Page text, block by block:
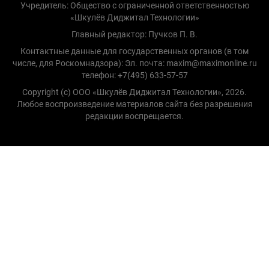
Учредитель: Общество с ограниченной ответственностью
«Шкулёв Диджитал Технологии»
Главный редактор: Пучков П. В.
Контактные данные для государственных органов (в том
числе, для Роскомнадзора): Эл. почта: maxim@maximonline.ru
телефон: +7(495) 633-57-57
Copyright (с) ООО «Шкулёв Диджитал Технологии», 2026.
Любое воспроизведение материалов сайта без разрешения
редакции воспрещается.